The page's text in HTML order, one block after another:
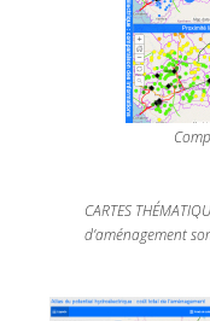
CARTES
d’aménagement